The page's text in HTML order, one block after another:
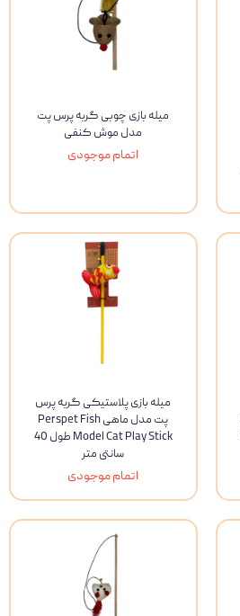
میله بازی چوبی گربه پرس پت
مدل موش کنفی
اتمام موجودی
میله بازی پلاستیکی گربه پرس
پت مدل ماهی Perspet Fish
Model Cat Play Stick طول 40
سانتی متر
اتمام موجودی